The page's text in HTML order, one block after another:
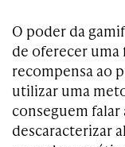
O poder da
de oferecer
recompensa ao
utilizar uma
conseguem
descaracterizar